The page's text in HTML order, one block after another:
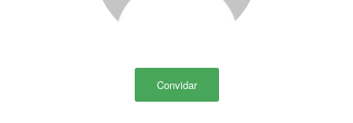
Convidar